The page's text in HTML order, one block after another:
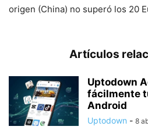
origen (China) no superó los 20
Artículos
Uptodown
fácilmente
Android
Uptodown - 8